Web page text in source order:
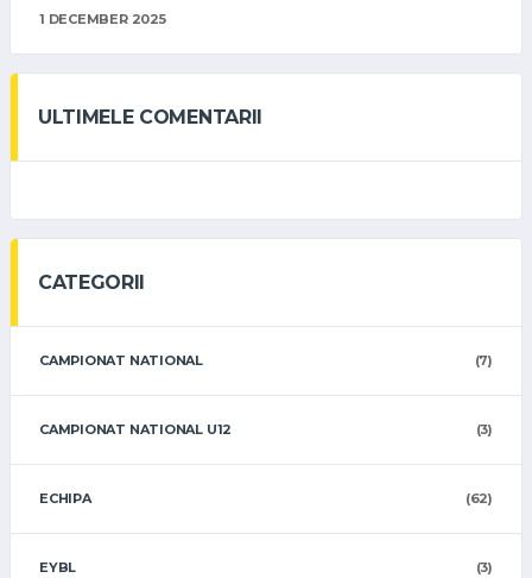
1 DECEMBER 2025
ULTIMELE COMENTARII
CATEGORII
CAMPIONAT NATIONAL (7)
CAMPIONAT NATIONAL U12 (3)
ECHIPA (62)
EYBL (3)